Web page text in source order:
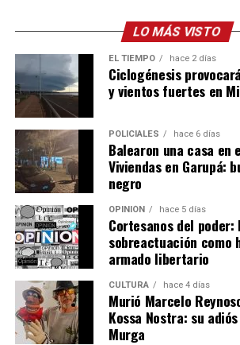
preparación de suelos.
Para Skölfman, que habitualmente se
diseño y planificación, la experiencia
especial:
“Una cosa es diseñar una máquina en
otra muy distinta es subirse a un
trabaja y entender en condiciones
proyecta”.
Una fábrica misionera con
internacional
La empresa Lory emplea actualmente
entre personal administrativo,
operarios de producción.
LO MÁS VISTO
EL TIEMPO hace 2 días
Ciclogénesis
y vientos fuertes en
POLICIALES hace 6 días
Balearon una casa en
Viviendas en Garupá:
negro
OPINIÓN hace 5 días
Cortesanos del poder:
sobreactuación como
armado libertario
CULTURA hace 4 días
Murió Marcelo
Kossa Nostra: su
Murga